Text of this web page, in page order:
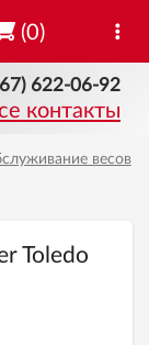
622-06-92
контакты
(0)
весов
Toledo